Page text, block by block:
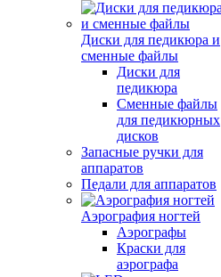
Диски для педикюра и
сменные файлы
Диски для
педикюра
Сменные файлы
для педикюрных
дисков
Запасные ручки для
аппаратов
Педали для аппаратов
Аэрография ногтей
Аэрографы
Краски для
аэрографа